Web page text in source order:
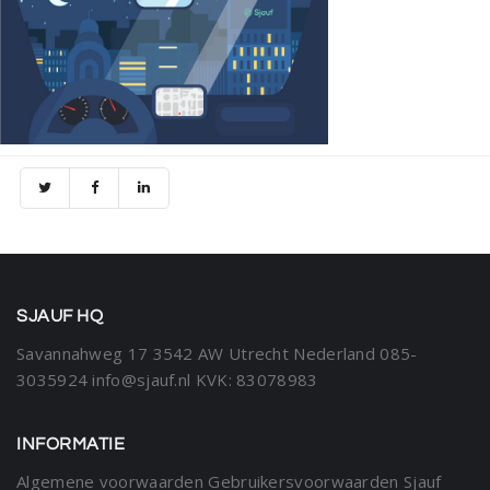
SJAUF HQ
Savannahweg 17 3542 AW Utrecht Nederland 085-
3035924 info@sjauf.nl KVK: 83078983
INFORMATIE
Algemene voorwaarden Gebruikersvoorwaarden Sjauf